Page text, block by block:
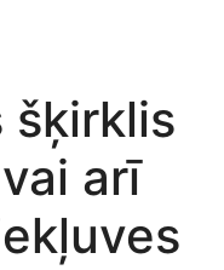
šķirklis
arī